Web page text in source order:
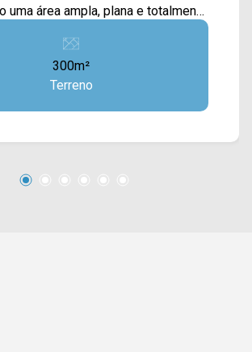
uma área ampla, plana e totalmente
garante segurança e praticidade
de qualquer projeto. Com
de espaço, o imóvel
como uma ótima oportunidade
residencial, atendendo
de planejamento em um terreno
possibilidades
300m²
Terreno